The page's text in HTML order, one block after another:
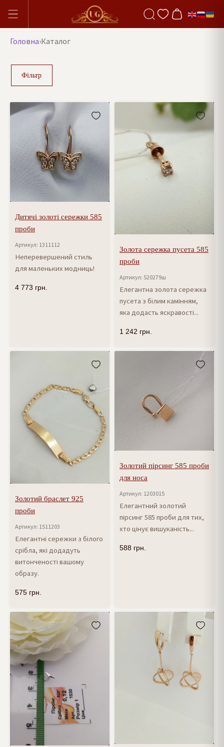
Головна›Каталог
Фільтр
Дитячі золоті сережки 585
проби
Артикул: 1311112
Неперевершений стиль
для маленьких модниць!
4 773 грн.
Золота сережка пусета 585
проби
Артикул: 520279ш
Елегантна золота сережка
пусета з білим камінням,
яка додасть яскравості...
1 242 грн.
Золотий браслет 925
проби
Артикул: 1511203
Елегантні сережки з білого
срібла, які додадуть
витонченості вашому
образу.
575 грн.
Золотий пірсинг 585 проби
для носа
Артикул: 1203015
Елегантний золотий
пірсинг 585 проби для тих,
хто цінує вишуканість...
588 грн.